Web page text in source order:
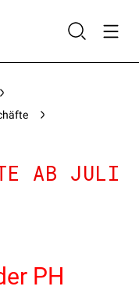
AB JULI